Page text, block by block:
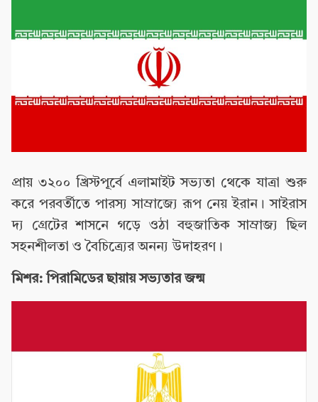
প্রায় ৩২০০ খ্রিস্টপূর্বে এলামাইট সভ্যতা থেকে যাত্রা শুরু
করে পরবর্তীতে পারস্য সাম্রাজ্যে রূপ নেয় ইরান। সাইরাস
দ্য গ্রেটের শাসনে গড়ে ওঠা বহুজাতিক সাম্রাজ্য ছিল
সহনশীলতা ও বৈচিত্র্যের অনন্য উদাহরণ।
মিশর: পিরামিডের ছায়ায় সভ্যতার জন্ম